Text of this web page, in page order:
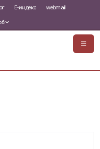
Е-индекс webmail